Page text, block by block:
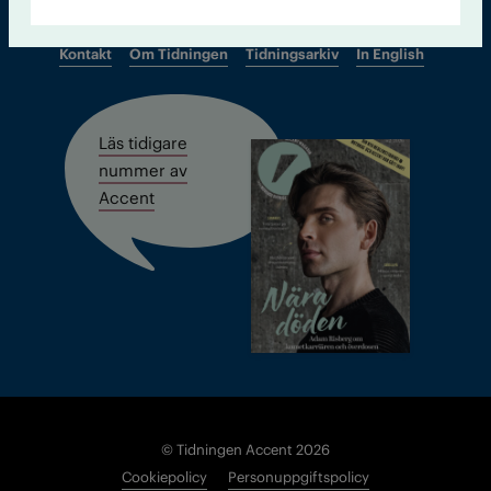
Kontakt Om Tidningen Tidningsarkiv In English
Läs tidigare
nummer av
Accent
© Tidningen Accent 2026
Cookiepolicy
Personuppgiftspolicy